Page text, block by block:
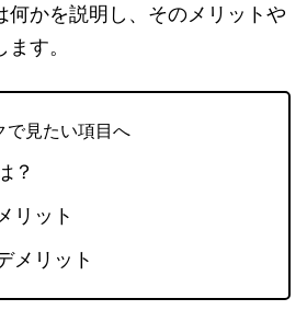
何かを説明し、そのメリットや
す。
見たい項目へ
？
リット
メリット